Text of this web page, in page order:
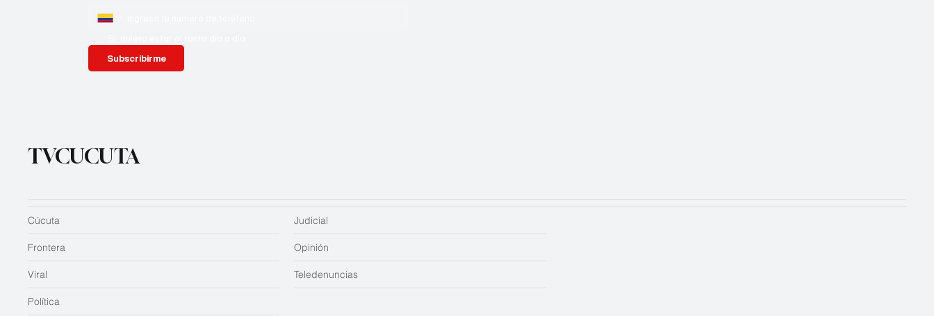
Subscribirme
TVCUCUTA
Judicial
Opinión
Teledenuncias
Cúcuta
Frontera
Viral
Política